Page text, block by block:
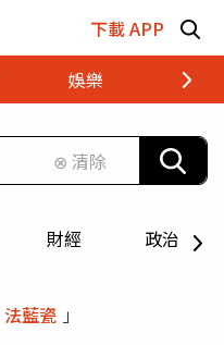
下載 APP
娛樂 財經
⊗ 清除
財經 政治
法藍瓷 」